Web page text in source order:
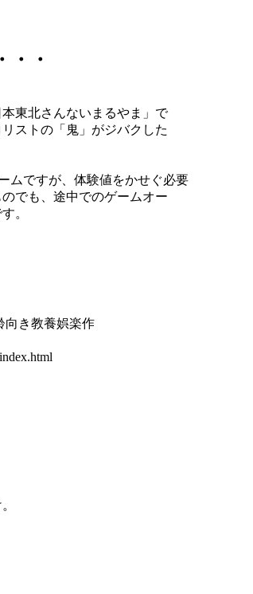
・・
東北さんないまるやま」で
ストの「鬼」がジバクした
ムですが、体験値をかせぐ必要
でも、途中でのゲームオー
。
向き教養娯楽作